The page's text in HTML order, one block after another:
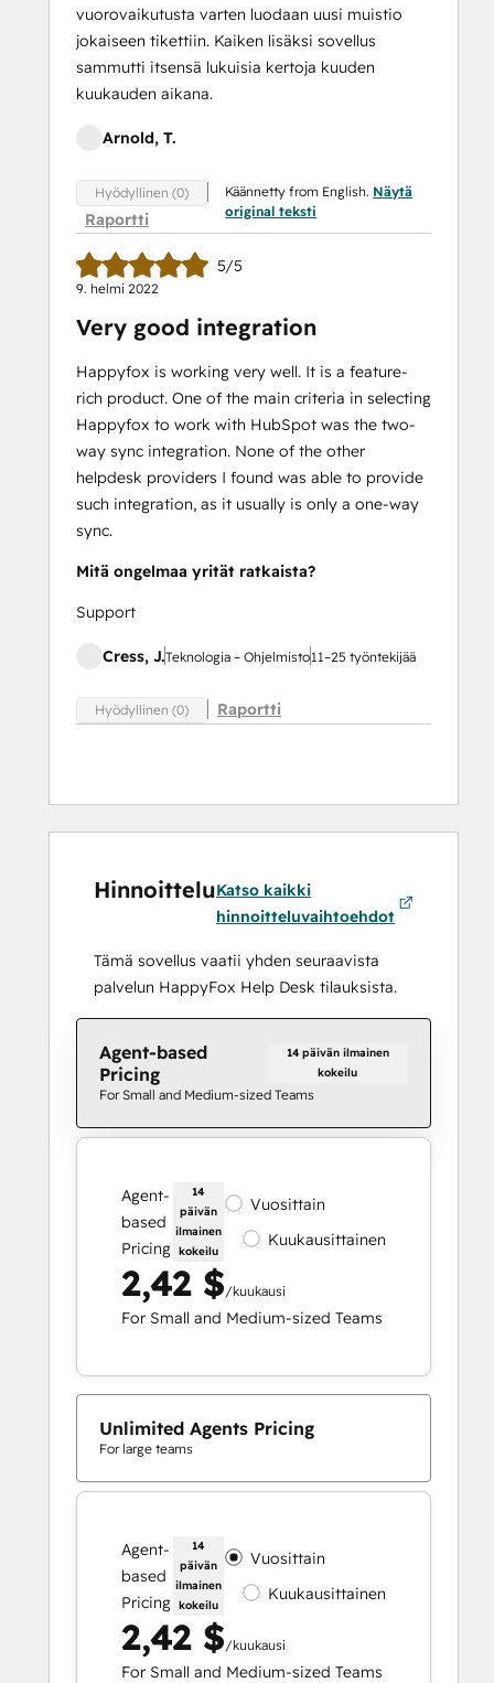
vuorovaikutusta varten luodaan uusi muistio
jokaiseen tikettiin. Kaiken lisäksi sovellus
sammutti itsensä lukuisia kertoja kuuden
kuukauden aikana.
Arnold, T.
Hyödyllinen (0)
Raportti
Käännetty from English. Näytä
original teksti
5/5
9. helmi 2022
Very good integration
Happyfox is working very well. It is a feature-
rich product. One of the main criteria in selecting
Happyfox to work with HubSpot was the two-
way sync integration. None of the other
helpdesk providers I found was able to provide
such integration, as it usually is only a one-way
sync.
Mitä ongelmaa yrität ratkaista?
Support
Cress, J.Teknologia – Ohjelmisto11–25 työntekijää
Hyödyllinen (0) Raportti
HinnoitteluKatso kaikki
hinnoitteluvaihtoehdot
Tämä sovellus vaatii yhden seuraavista
palvelun HappyFox Help Desk tilauksista.
Agent-based
Pricing
14 päivän ilmainen
kokeilu
For Small and Medium-sized Teams
Agent-
based
Pricing
14
päivän
ilmainen
kokeilu
Vuosittain
Kuukausittainen
2,42 $/kuukausi
For Small and Medium-sized Teams
Unlimited Agents Pricing
For large teams
Agent-
based
Pricing
14
päivän
ilmainen
kokeilu
Vuosittain
Kuukausittainen
2,42 $/kuukausi
For Small and Medium-sized Teams